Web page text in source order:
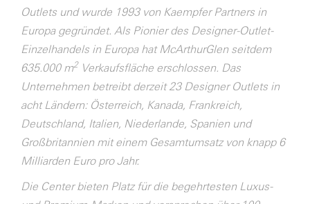
Outlets und wurde 1993 von Kaempfer Partners in
Europa gegründet. Als Pionier des Designer-Outlet-
Einzelhandels in Europa hat McArthurGlen seitdem
635.000 m2Verkaufsfläche erschlossen. Das
Unternehmen betreibt derzeit 23 Designer Outlets in
acht Ländern: Österreich, Kanada, Frankreich,
Deutschland, Italien, Niederlande, Spanien und
Großbritannien mit einem Gesamtumsatz von knapp 6
Milliarden Euro pro Jahr.
Die Center bieten Platz für die begehrtesten Luxus-